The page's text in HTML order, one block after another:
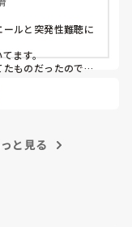
ルと突発性難聴に
ます。
ものだったので、
と見る